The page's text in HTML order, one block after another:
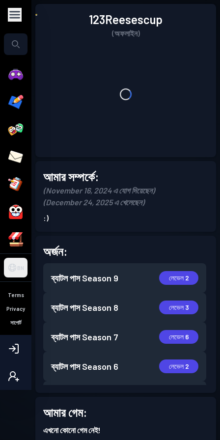
BN
Terms
Privacy
সাপোর্ট
123Reesescup
(অফলাইন)
আমার সম্পর্কে:
(November 16, 2024 এ যোগ দিয়েছেন)
(December 24, 2025 এ খেলেছেন)
:)
অর্জন:
ব্যাটল পাস Season 9 লেভেল 2
ব্যাটল পাস Season 8 লেভেল 3
ব্যাটল পাস Season 7 লেভেল 6
ব্যাটল পাস Season 6 লেভেল 2
ব্যাটল পাস Season 4
আমার গেম:
এখনো কোনো গেম নেই!